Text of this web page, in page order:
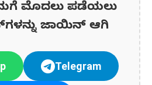
ಮೊದಲು ಪಡೆಯಲು
ಜಾಯಿನ್ ಆಗಿ
Telegram